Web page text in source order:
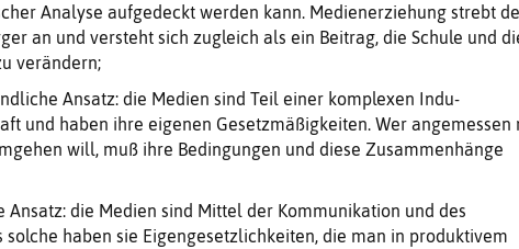
Analyse aufgedeckt werden kann. Mediener­ziehung strebt
an und versteht sich zugleich als ein Beitrag, die Schule und
verändern;
Ansatz: die Me­dien sind Teil einer komplexen Indu­
und haben ihre eige­nen Gesetzmäßigkeiten. Wer ange­messen
will, muß ihre Bedingungen und diese Zusammenhänge
Ansatz: die Medien sind Mittel der Kommunikation und des
solche haben sie Eigengesetzlichkeiten, die man in produktivem